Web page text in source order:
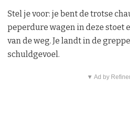
Stel je voor: je bent de trotse
peperdure wagen in deze stoet
van de weg. Je landt in de
schuldgevoel.
▼ Ad by